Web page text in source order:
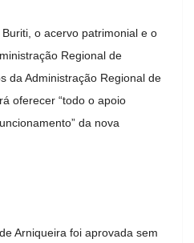
o acervo patrimonial e o
Regional de
da Administração Regional de
oferecer “todo o apoio
da nova
Arniqueira foi aprovada sem